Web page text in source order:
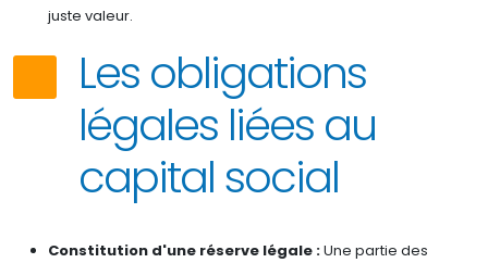
juste valeur.
Les obligations
légales liées au
capital social
Constitution d'une réserve légale :Une partie des